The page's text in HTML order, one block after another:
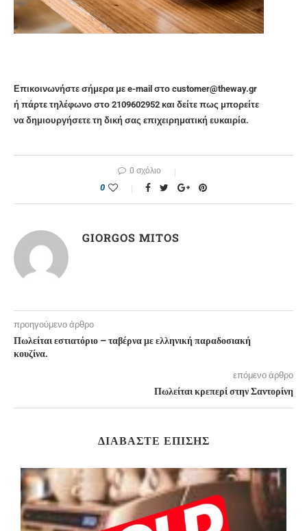
Επικοινωνήστε σήμερα με e-mail στο customer@theway.gr
ή πάρτε τηλέφωνο στο 2109602952 και δείτε πως μπορείτε
να δημιουργήσετε τη δική σας επιχειρηματική ευκαιρία.
0 σχόλιο
0
GIORGOS MITOS
προηγούμενο άρθρο
Πωλείται εστιατόριο – ταβέρνα με ελληνική παραδοσιακή
κουζίνα.
επόμενο άρθρο
Πωλείται κρεπερί στην Σαντορίνη
ΔΙΑΒΆΣΤΕ ΕΠΊΣΗΣ